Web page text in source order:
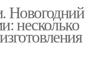
Новогодний
несколько